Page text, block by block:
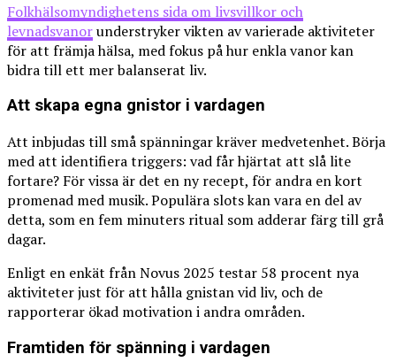
Folkhälsomyndighetens sida om livsvillkor och
levnadsvanorunderstryker vikten av varierade aktiviteter
för att främja hälsa, med fokus på hur enkla vanor kan
bidra till ett mer balanserat liv.
Att skapa egna gnistor i vardagen
Att inbjudas till små spänningar kräver medvetenhet. Börja
med att identifiera triggers: vad får hjärtat att slå lite
fortare? För vissa är det en ny recept, för andra en kort
promenad med musik. Populära slots kan vara en del av
detta, som en fem minuters ritual som adderar färg till grå
dagar.
Enligt en enkät från Novus 2025 testar 58 procent nya
aktiviteter just för att hålla gnistan vid liv, och de
rapporterar ökad motivation i andra områden.
Framtiden för spänning i vardagen